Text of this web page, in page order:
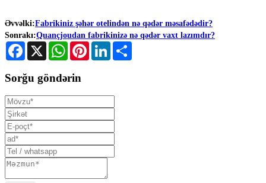
Əvvəlki:Fabrikiniz şəhər otelindən nə qədər məsafədədir?
Sonrakı:Quançjoudan fabrikinizə nə qədər vaxt lazımdır?
Facebook
X WhatsAppPinterestLinkedIn
Sorğu göndərin